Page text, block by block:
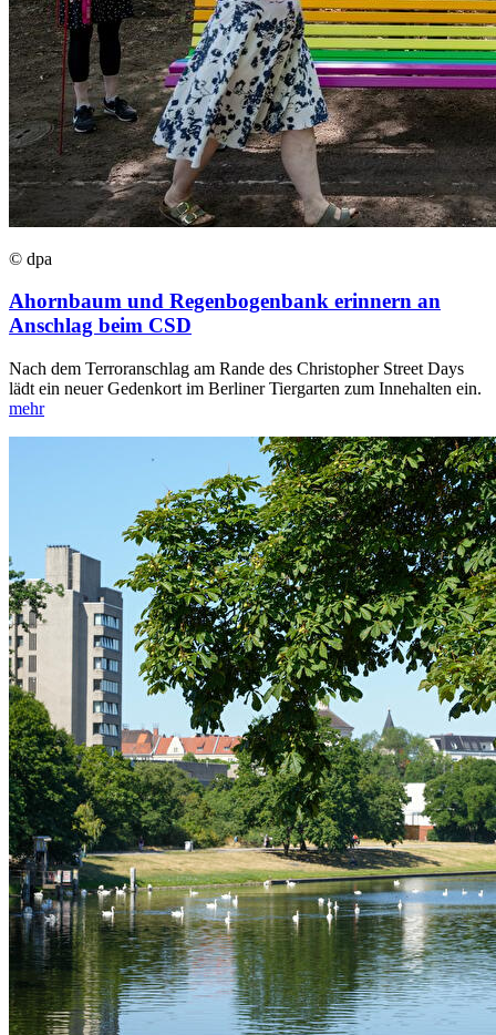
© dpa
Ahornbaum und Regenbogenbank erinnern an
Anschlag beim CSD
Nach dem Terroranschlag am Rande des Christopher Street Days
lädt ein neuer Gedenkort im Berliner Tiergarten zum Innehalten ein.
mehr